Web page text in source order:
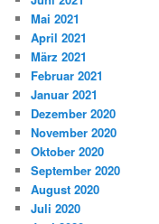
Mai 2021
April 2021
März 2021
Februar 2021
Januar 2021
Dezember 2020
November 2020
Oktober 2020
September 2020
August 2020
Juli 2020